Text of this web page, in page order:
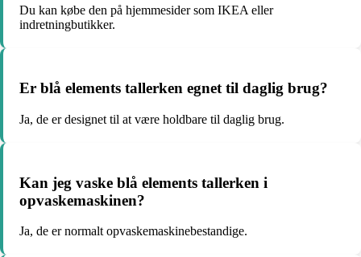
Du kan købe den på hjemmesider som IKEA eller
indretningbutikker.
Er blå elements tallerken egnet til daglig brug?
Ja, de er designet til at være holdbare til daglig brug.
Kan jeg vaske blå elements tallerken i
opvaskemaskinen?
Ja, de er normalt opvaskemaskinebestandige.